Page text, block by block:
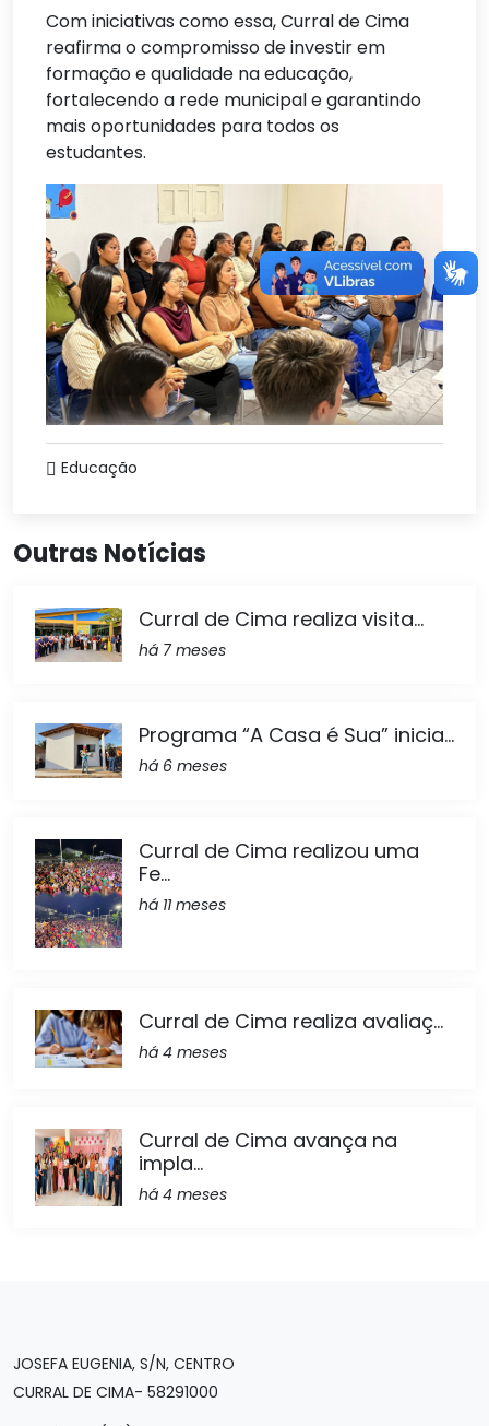
Com iniciativas como essa, Curral de Cima
reafirma o compromisso de investir em
formação e qualidade na educação,
fortalecendo a rede municipal e garantindo
mais oportunidades para todos os
estudantes.
Educação
Outras Notícias
Curral de Cima realiza visita...
há 7 meses
Programa “A Casa é Sua” inicia...
há 6 meses
Curral de Cima realizou uma
Fe...
há 11 meses
Curral de Cima realiza avaliaç...
há 4 meses
Curral de Cima avança na
impla...
há 4 meses
JOSEFA EUGENIA, S/N, CENTRO
CURRAL DE CIMA- 58291000